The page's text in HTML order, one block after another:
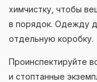
химчистку, чтобы
в порядок. Одежду
отдельную коробку.
Проинспектируйте
и стоптанные